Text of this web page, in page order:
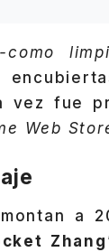
-como
vez fue
Web
a